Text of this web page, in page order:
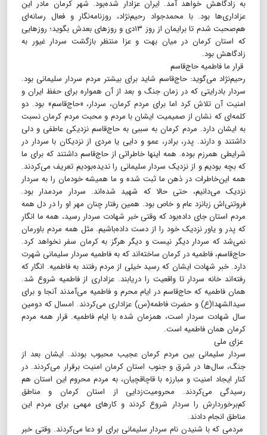
به زادگاهش خواهد آمد. ایران عزادار شده‌بود. شهر کرمان مادر این
عزاداری‌ها بود. با محمدجواد رحیم‌نژاد، روزنامه‌نگار و فعال رسانه‌ای
هم‌صحبت شدم تا برایمان از روز ۱۳دی و روزهای بعدش بگوید؛ روزهایی
که استان کرمان در میان بهت و عزا منتظر بازگشت سردار غیور به
زادگاهش بود.
قرار ما فاطمیه حاج‌قاسم
رحیم‌نژاد می‌گوید: حاج‌قاسم شاید برای بیشتر مردم سردار سلیمانی بود.
سردار بادرایتی که در زمان جنگ و بعد از آن همواره برای حفظ ایران و
امنیت آن تلاش کرد اما برای مردم کرمان، سردار، «حاج‌قاسم» بود. دو
کلمه‌ای که نشان از صمیمیت ایشان با مردم و محبت مردم کرمان نسبت
به ایشان دارد. مردم کرمان به سببی به حاج‌قاسم نزدیکی عاطفی و دلی
داشتند و دارند. پدر، برادر، عمو و دایی یا مردی از نزدیکان با سردار در
شرایطی همرزم بوده. همه اینها خاطراتی از حاج‌قاسم داشتند که برای ما
که بچه بودیم و از نزدیک سردار سلیمانی را ندیده‌بودیم تعریف می‌کردند.
همه این‌خاطرات در ذهن ما ثبت شده و ما همیشه خودمان را به سردار
نزدیک می‌دانیم، حتی حالا که شهید شده‌اند. سردار مردمدار بود.
فروتنی‌اش زبانزد عام و خاص بود. همین رفتار چنان مهر او را در دل همه
مردم استان جای داده‌بود که وقتی خبر شهادت سردار رسید، همه ما انگار
که پدر و یاور نزدیک خود را از دست داده‌باشیم. مثل همه مردم باورمان
نمی‌شد که سردار دیگر نیست و دیگر هرگز به کرمان سفر نخواهد کرد.
حاج‌قاسم، فاطمیه در کرمان ساخته‌اند که به فاطمیه سردار سلیمانی شهرت
دارد. خبر شهادت ایشان که رسید خیلی از مردم رفتند به فاطمیه. انگار که
رفته‌اند خانه سردار تا واقعیت را دریابند. عزاداری از فاطمیه شروع شد.
همان فاطمیه که حاج‌قاسم در ایام محرم و فاطمیه می‌آمدند آنجا و برای
سیدالشهدا(ع) و حضرت فاطمه(س) عزاداری می‌کردند. امسال که دومین
سال شهادت سردار است، همزمان شده با ایام فاطمیه. قرار همه مردم
کرمان همان فاطمیه است.
عزای ملی
سردار سلیمانی بین مردم کرمان عجیب محبوب بودند. ایشان بعد از
جنگ، سال‌ها در شرق و جنوب استان کرمان امنیت برقرار می‌کردند. در
کنار ایجاد امنیت و مبارزه با قاچاقچیان، به مردم محروم این استان هم
رسیدگی می‌کردند. محرومیت‌زدایی از استان کرمان و مناطق‌
کم‌برخوردارش را سردار شروع کردند و کارهای مهمی برای مردم این
مناطق انجام دادند.
مردمی که با شنیدن نام سردار سلیمانی برای او دعا می‌کردند. وقتی خبر